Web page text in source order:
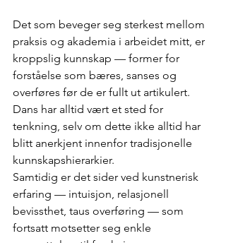
Det som beveger seg sterkest mellom
praksis og akademia i arbeidet mitt, er
kroppslig kunnskap — former for
forståelse som bæres, sanses og
overføres før de er fullt ut artikulert.
Dans har alltid vært et sted for
tenkning, selv om dette ikke alltid har
blitt anerkjent innenfor tradisjonelle
kunnskapshierarkier.
Samtidig er det sider ved kunstnerisk
erfaring — intuisjon, relasjonell
bevissthet, taus overføring — som
fortsatt motsetter seg enkle